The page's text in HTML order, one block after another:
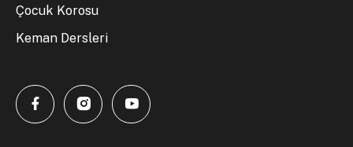
Çocuk Korosu
Keman Dersleri